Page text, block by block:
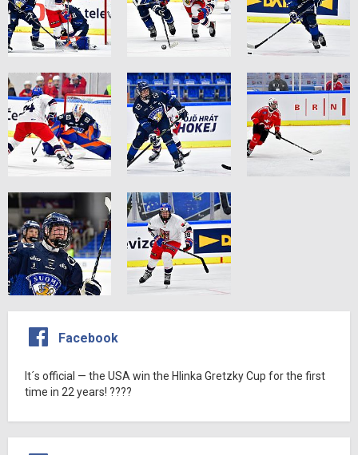
Facebook
It´s official — the USA win the Hlinka Gretzky Cup for the first
time in 22 years! ????